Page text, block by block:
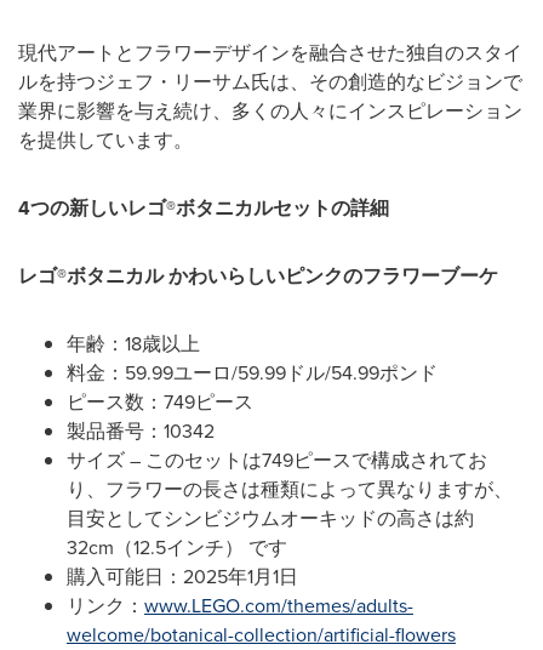
現代アートとフラワーデザインを融合させた独自のスタイ
ルを持つジェフ・リーサム氏は、その創造的なビジョンで
業界に影響を与え続け、多くの人々にインスピレーション
を提供しています。
4つの新しいレゴ®ボタニカルセットの詳細
レゴ®ボタニカルかわいらしいピンクのフラワーブーケ
年齢：18歳以上
料金：59.99ユーロ/59.99ドル/54.99ポンド
ピース数：749ピース
製品番号：10342
サイズ – このセットは749ピースで構成されてお
り、フラワーの長さは種類によって異なりますが、
目安としてシンビジウムオーキッドの高さは約
32cm（12.5インチ） です
購入可能日：2025年1月1日
リンク： www.LEGO.com/themes/adults-
welcome/botanical-collection/artificial-flowers